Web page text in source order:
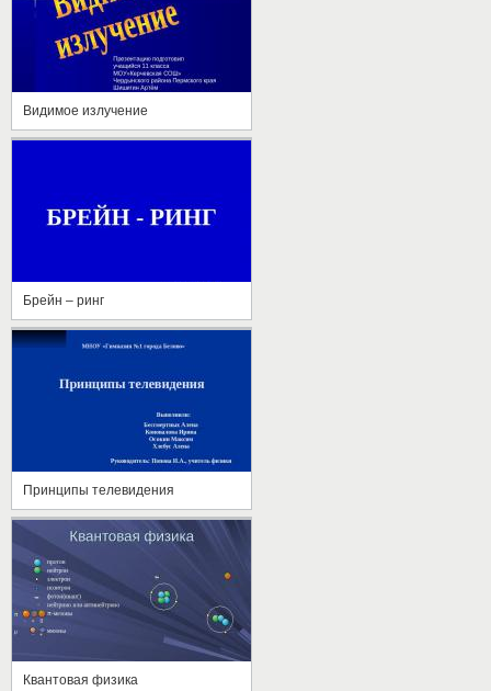
Видимое излучение
Брейн – ринг
Принципы телевидения
Квантовая физика